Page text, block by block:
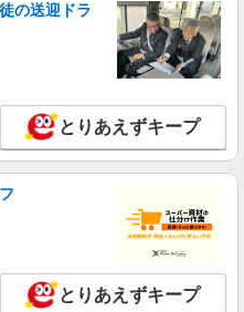
の送迎ドラ
とりあえずキープ
とりあえずキープ